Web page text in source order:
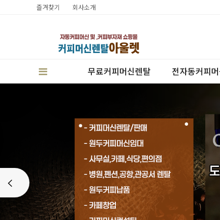
즐겨찾기 회사소개
무료커피머신렌탈 전자동커피머
판매
렌탈
캔시머실링기